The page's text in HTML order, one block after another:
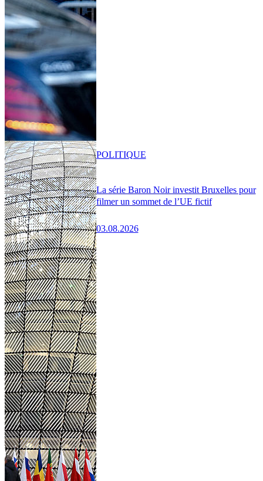
La série Baron Noir investit Bruxelles pour
filmer un sommet de l’UE fictif
03.08.2026
POLITIQUE